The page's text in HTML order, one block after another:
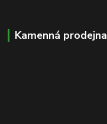
Kamenná prodejna